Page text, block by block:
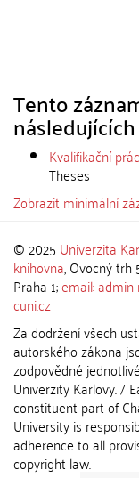
Tento
Kvalifikační
Theses
Zobrazit minimální
© 2025 Univerzita
knihovna, Ovocný trh
Praha 1;email:
cuni.cz
Za dodržení všech
autorského zákona
zodpovědné
Univerzity Karlovy. /
constituent part of
University is
adherence to all
copyright law.